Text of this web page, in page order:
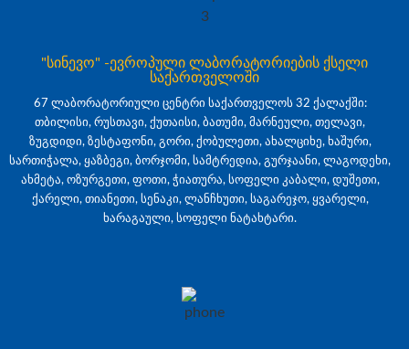
"სინევო" -ევროპული ლაბორატორიების ქსელი
საქართველოში
67 ლაბორატორიული ცენტრი საქართველოს 32 ქალაქში:
თბილისი, რუსთავი, ქუთაისი, ბათუმი, მარნეული, თელავი,
ზუგდიდი, ზესტაფონი, გორი, ქობულეთი, ახალციხე, ხაშური,
სართიჭალა, ყაზბეგი, ბორჯომი, სამტრედია, გურჯაანი, ლაგოდეხი,
ახმეტა, ოზურგეთი, ფოთი, ჭიათურა, სოფელი კაბალი, დუშეთი,
ქარელი, თიანეთი, სენაკი, ლანჩხუთი, საგარეჯო, ყვარელი,
ხარაგაული, სოფელი ნატახტარი.